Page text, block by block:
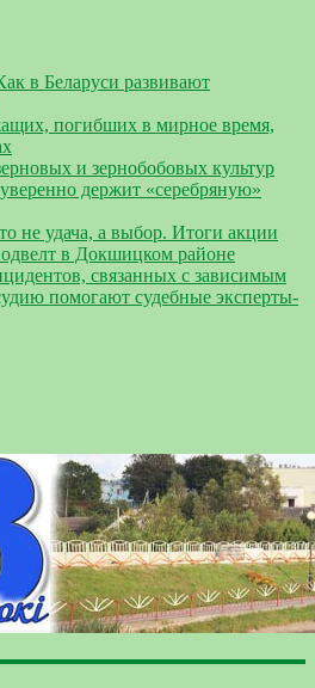
в Беларуси развивают
погибших в мирное время,
и зернобобовых культур
держит «серебряную»
не удача, а выбор. Итоги акции
в Докшицком районе
связанных с зависимым
помогают судебные эксперты-